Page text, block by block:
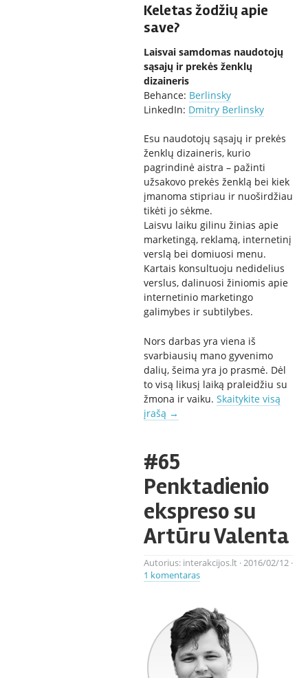
Keletas žodžių apie
save?
Laisvai samdomas naudotojų
sąsajų ir prekės ženklų
dizaineris
Behance: Berlinsky
LinkedIn: Dmitry Berlinsky
Esu naudotojų sąsajų ir prekės
ženklų dizaineris, kurio
pagrindinė aistra – pažinti
užsakovo prekės ženklą bei kiek
įmanoma stipriau ir nuoširdžiau
tikėti jo sėkme.
Laisvu laiku gilinu žinias apie
marketingą, reklamą, internetinį
verslą bei domiuosi menu.
Kartais konsultuoju nedidelius
verslus, dalinuosi žiniomis apie
internetinio marketingo
galimybes ir subtilybes.
Nors darbas yra viena iš
svarbiausių mano gyvenimo
dalių, šeima yra jo prasmė. Dėl
to visą likusį laiką praleidžiu su
žmona ir vaiku. Skaitykite visą
įrašą →
#65
Penktadienio
ekspreso su
Artūru Valenta
Autorius: interakcijos.lt·2016/02/12·
1 komentaras